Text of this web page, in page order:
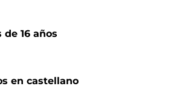
16 años
en castellano